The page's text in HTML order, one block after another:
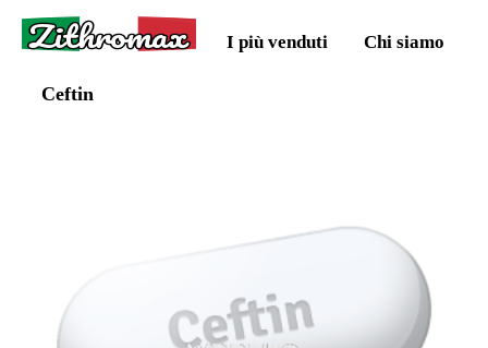
Zithromax I più venduti Chi siamo
Ceftin